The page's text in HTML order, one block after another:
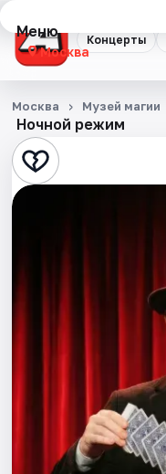
Концерты
Меню
Москва
Концерты
Театр
Стендап
Города
Ночной режим
Москва Музей магии